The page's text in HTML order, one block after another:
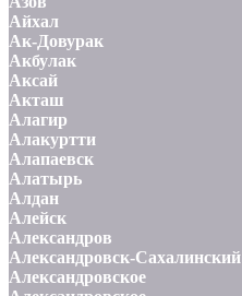
Айхал
Ак-Довурак
Акбулак
Аксай
Акташ
Алагир
Алакуртти
Алапаевск
Алатырь
Алдан
Алейск
Александров
Александровск-Сахалинский
Александровское